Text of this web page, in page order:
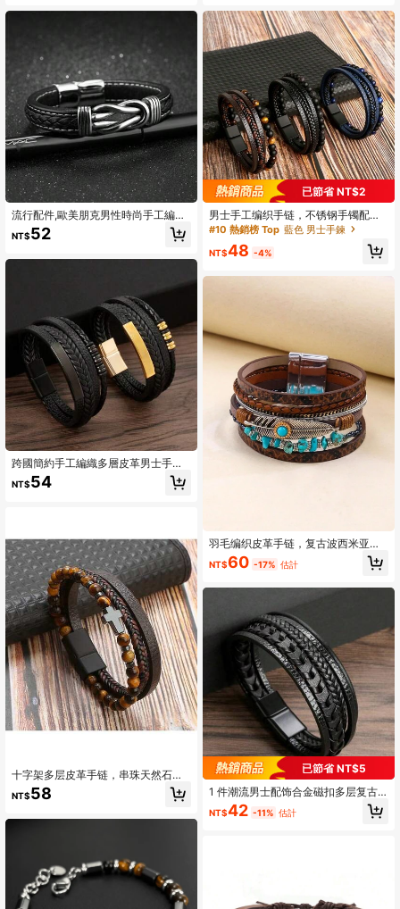
流行配件,歐美朋克男性時尚手工編織
雙色pu皮革手鐲,不銹鋼磁扣手環
NT$52
跨國簡約手工編織多層皮革男士手鍊,
時尚磁扣男士腕帶
NT$54
十字架多层皮革手链，串珠天然石琥
珀手链，个性化时尚手工编织虎眼石
哑光石手链，男士十字架手链配饰
NT$58
已節省 NT$2
男士手工编织手链，不锈钢手镯配天
然黑曜石珠饰
#10 熱銷榜 Top 藍色 男士手鍊
NT$48 -4%
羽毛编织皮革手链，复古波西米亚风
绿松石珠子手链，带磁扣
NT$60 -17% 估計
已節省 NT$5
1 件潮流男士配饰合金磁扣多层复古
皮绳编织手链手链时尚穿搭
NT$42 -11% 估計